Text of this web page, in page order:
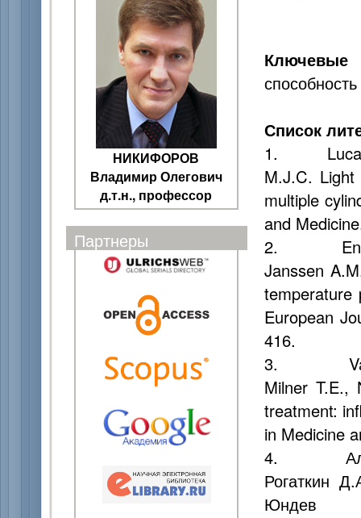
НИКИФОРОВ
Владимир Олегович
д.т.н., профессор
Партнеры
Ключевые
Список
1.
M.J.C.
multiple
and
2.
Janssen
temperature
European
416.
3. Van
Milner T.E.,
treatment:
in Medicine
4.
Рогаткин
Юндев